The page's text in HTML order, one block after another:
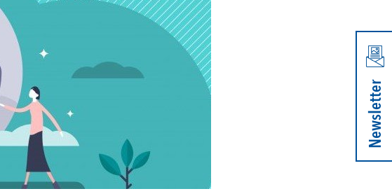
Newsletter